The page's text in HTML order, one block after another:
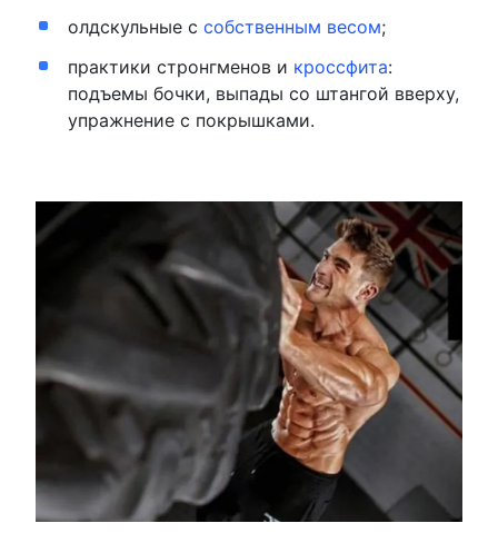
олдскульные с собственным весом;
практики стронгменов и кроссфита:
подъемы бочки, выпады со штангой вверху,
упражнение с покрышками.